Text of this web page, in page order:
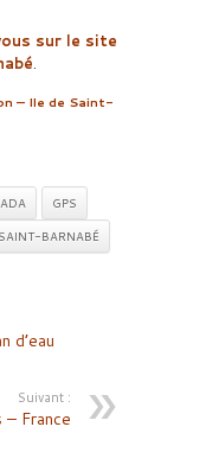
sur le site
.
– Ile de Saint-
GPS
SAINT-BARNABÉ
d’eau
Suivant :
France